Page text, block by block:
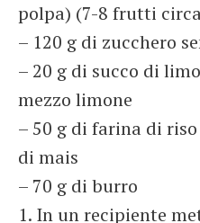
polpa) (7-8 frutti
– 120 g di zucchero
– 20 g di succo di
mezzo limone
– 50 g di farina di
di mais
– 70 g di burro
1. In un recipiente